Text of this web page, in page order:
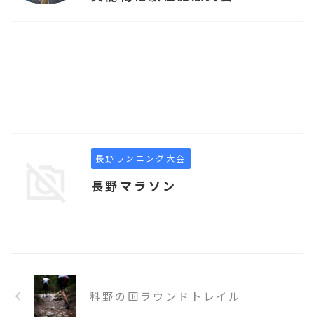
長野ランニング大会
長野マラソン
科野の国ラウンドトレイル